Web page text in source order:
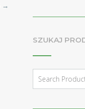
→
SZUKAJ
for: